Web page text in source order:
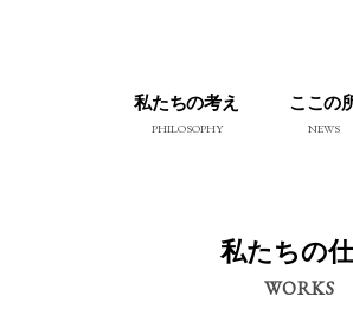
私たちの考え
PHILOSOPHY
ここの
NEWS
私たちの
WORKS